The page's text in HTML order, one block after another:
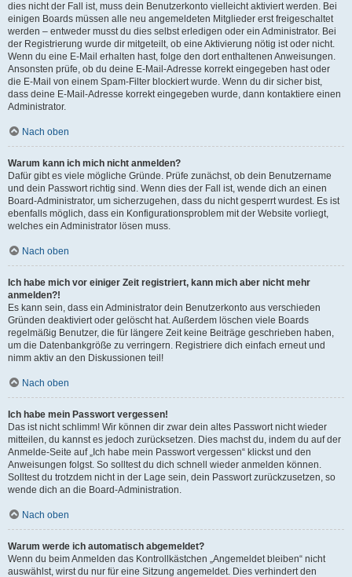
dies nicht der Fall ist, muss dein Benutzerkonto vielleicht aktiviert werden. Bei
einigen Boards müssen alle neu angemeldeten Mitglieder erst freigeschaltet
werden – entweder musst du dies selbst erledigen oder ein Administrator. Bei
der Registrierung wurde dir mitgeteilt, ob eine Aktivierung nötig ist oder nicht.
Wenn du eine E-Mail erhalten hast, folge den dort enthaltenen Anweisungen.
Ansonsten prüfe, ob du deine E-Mail-Adresse korrekt eingegeben hast oder
die E-Mail von einem Spam-Filter blockiert wurde. Wenn du dir sicher bist,
dass deine E-Mail-Adresse korrekt eingegeben wurde, dann kontaktiere einen
Administrator.
Nach oben
Warum kann ich mich nicht anmelden?
Dafür gibt es viele mögliche Gründe. Prüfe zunächst, ob dein Benutzername
und dein Passwort richtig sind. Wenn dies der Fall ist, wende dich an einen
Board-Administrator, um sicherzugehen, dass du nicht gesperrt wurdest. Es ist
ebenfalls möglich, dass ein Konfigurationsproblem mit der Website vorliegt,
welches ein Administrator lösen muss.
Nach oben
Ich habe mich vor einiger Zeit registriert, kann mich aber nicht mehr
anmelden?!
Es kann sein, dass ein Administrator dein Benutzerkonto aus verschieden
Gründen deaktiviert oder gelöscht hat. Außerdem löschen viele Boards
regelmäßig Benutzer, die für längere Zeit keine Beiträge geschrieben haben,
um die Datenbankgröße zu verringern. Registriere dich einfach erneut und
nimm aktiv an den Diskussionen teil!
Nach oben
Ich habe mein Passwort vergessen!
Das ist nicht schlimm! Wir können dir zwar dein altes Passwort nicht wieder
mitteilen, du kannst es jedoch zurücksetzen. Dies machst du, indem du auf der
Anmelde-Seite auf „Ich habe mein Passwort vergessen“ klickst und den
Anweisungen folgst. So solltest du dich schnell wieder anmelden können.
Solltest du trotzdem nicht in der Lage sein, dein Passwort zurückzusetzen, so
wende dich an die Board-Administration.
Nach oben
Warum werde ich automatisch abgemeldet?
Wenn du beim Anmelden das Kontrollkästchen „Angemeldet bleiben“ nicht
auswählst, wirst du nur für eine Sitzung angemeldet. Dies verhindert den